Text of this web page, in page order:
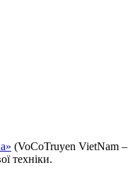
(VoCoTruyen VietNam
техніки.